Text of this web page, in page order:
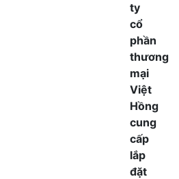
ty
cổ
phần
thương
mại
Việt
Hồng
cung
cấp
lắp
đặt